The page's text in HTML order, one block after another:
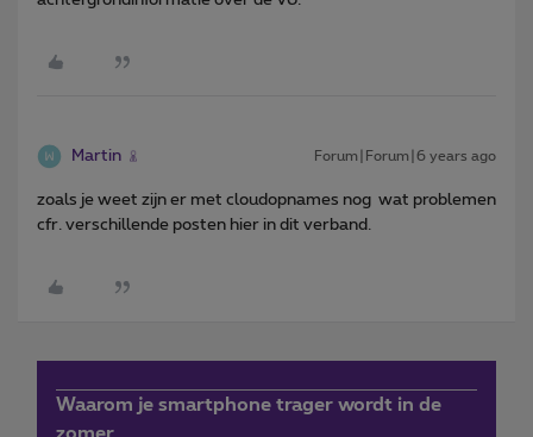
Martin Forum|Forum|6 years ago
zoals je weet zijn er met cloudopnames nog wat problemen
cfr. verschillende posten hier in dit verband.
Waarom je smartphone trager wordt in de
zomer